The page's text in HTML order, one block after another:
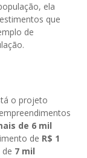
ela
que
de
o projeto
de 6 mil
de R$ 1
7 mil